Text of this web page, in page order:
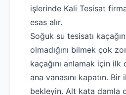
işlerinde Kali Tesisat
esas alır.
Soğuk su tesisatı
olmadığını bilmek çok
kaçağını anlamak için
ana vanasını kapatın. Bir
bekleyin. Alt kata damla